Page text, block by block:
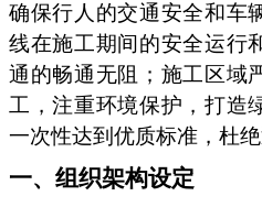
确保行人的交通安全和车
线在施工期间的安全运行
通的畅通无阻；施工区域
工，注重环境保护，打造
一次性达到优质标准，杜绝
一、组织架构设定